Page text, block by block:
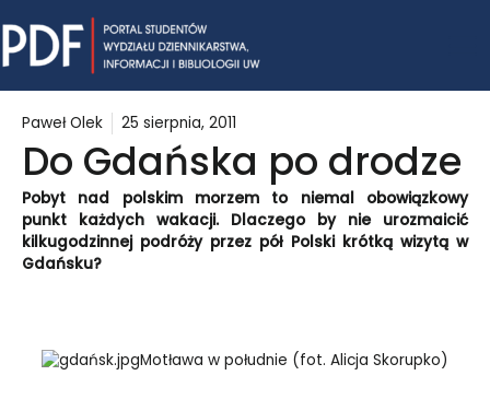
to
content
Paweł Olek 25 sierpnia, 2011
Do Gdańska po drodze
Pobyt nad polskim morzem to niemal obowiązkowy
punkt każdych wakacji. Dlaczego by nie urozmaicić
kilkugodzinnej podróży przez pół Polski krótką wizytą w
Gdańsku?
Motława w południe (fot. Alicja Skorupko)